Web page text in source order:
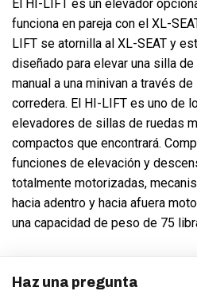
El HI-LIFT es un elevador
funciona en pareja con el XL-
LIFT se atornilla al XL-SEAT y
diseñado para elevar una silla de
manual a una minivan a través de
corredera. El HI-LIFT es uno de
elevadores de sillas de ruedas
compactos que encontrará.
funciones de elevación y
totalmente motorizadas,
hacia adentro y hacia afuera
una capacidad de peso de 75
Haz una pregunta